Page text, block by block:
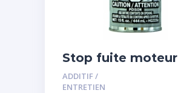
Stop fuite moteur
ADDITIF /
ENTRETIEN